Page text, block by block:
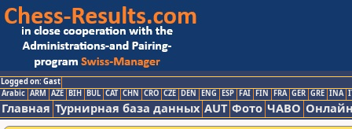
Logged on: Gast
Arabic ARM AZE BIH BUL CAT CHN CRO CZE DEN ENG ESP FAI FIN FRA GER GRE INA
Главная Турнирная база данных AUT Фото ЧАВО